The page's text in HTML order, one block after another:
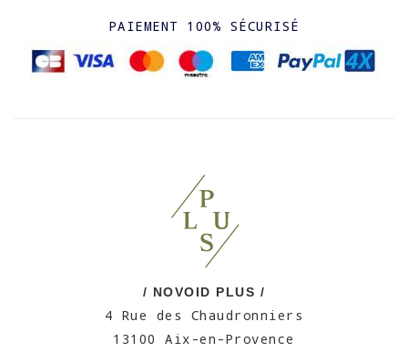
PAIEMENT 100% SÉCURISÉ
/ NOVOID PLUS /
4 Rue des Chaudronniers
13100 Aix-en-Provence